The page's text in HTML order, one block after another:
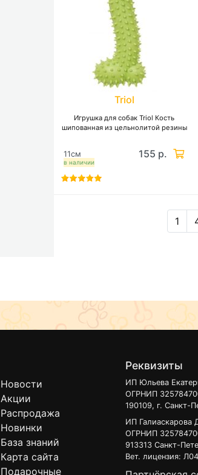
Triol
Игрушка для собак Triol Кость
шипованная из цельнолитой резины
в наличии
11см 155 р.
1
Новости
Акции
Распродажа
Новинки
База знаний
Карта сайта
Подарочные
Реквизиты
ИП Юльева
ОГРНИП
190109, г. Санкт-
ИП Галиаскарова
ОГРНИП
913313 Санкт-
Вет. лицензия: